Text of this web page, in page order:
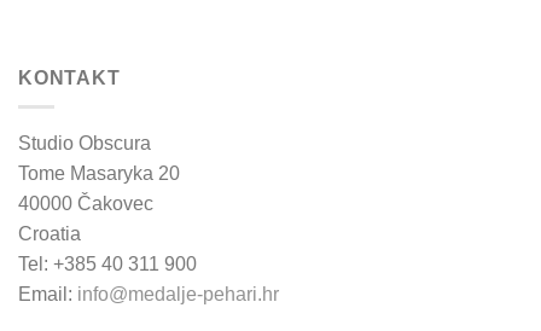
KONTAKT
Studio Obscura
Tome Masaryka 20
40000 Čakovec
Croatia
Tel: +385 40 311 900
Email: info@medalje-pehari.hr